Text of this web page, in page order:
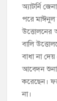
অ্যাটর্নি
পরে মাঈনুল
উত্তোলনের
বালি
বাধা না
আবেদন
করেছেন।
না।